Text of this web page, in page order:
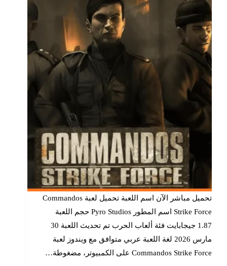
تحميل مباشر الآن اسم اللعبة تحميل لعبة Commandos
Strike Force اسم المطور Pyro Studios حجم اللعبة
1.87 جيجابايت فئة ألعاب الحرب تم تحديث اللعبة 30
مارس 2026 لغة اللعبة عربي متوافق مع ويندوز لعبة
Commandos Strike Force على الكمبيوتر، مضغوطة…